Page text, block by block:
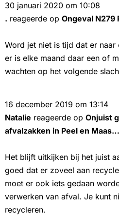
30 januari 2020 om 10:08
. reageerde op Ongeval N279
Word jet niet is tijd dat er
er is elke maand daar een of
wachten op het volgende
16 december 2019 om 13:14
Natalie reageerde op Onjuist
afvalzakken in Peel en
Het blijft uitkijken bij het juist
goed dat er zoveel aan
moet er ook iets gedaan
verwerken van afval. Je kunt
recycleren.